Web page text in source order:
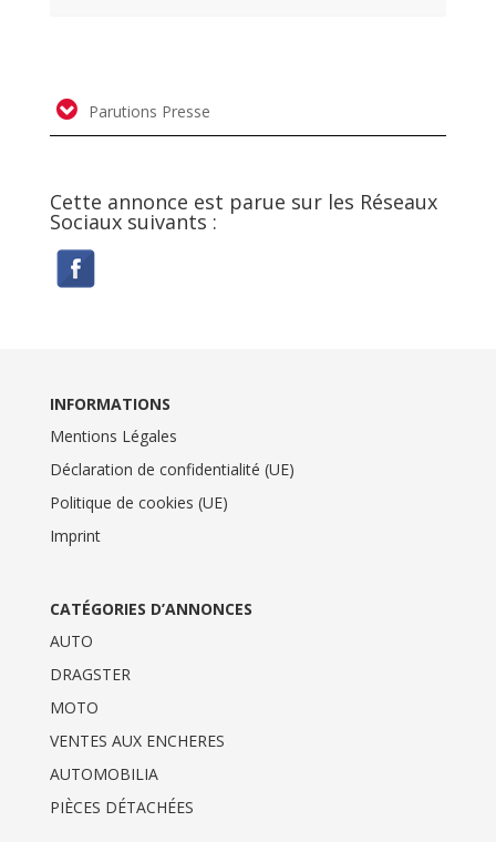
Parutions Presse
Cette annonce est parue sur les Réseaux
Sociaux suivants :
INFORMATIONS
Mentions Légales
Déclaration de confidentialité (UE)
Politique de cookies (UE)
Imprint
CATÉGORIES D’ANNONCES
AUTO
DRAGSTER
MOTO
VENTES AUX ENCHERES
AUTOMOBILIA
PIÈCES DÉTACHÉES